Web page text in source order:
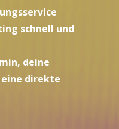
schnell und
deine
direkte